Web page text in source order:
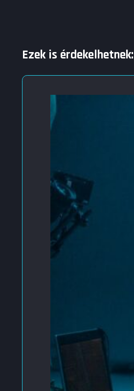
Ezek is érdekelhetnek: